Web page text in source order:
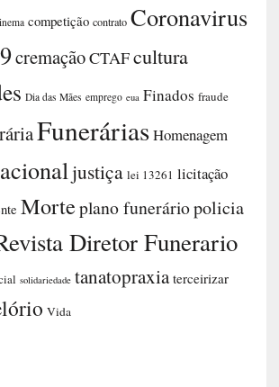
competição contrato Coronavirus
cremaçãoCTAFcultura
Dia das Mães emprego eua Finados fraude
FuneráriasHomenagem
justiça lei 13261 licitação
Morteplano funeráriopolicia
Diretor Funerario
solidariedade tanatopraxia terceirizar
Vida